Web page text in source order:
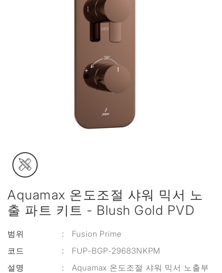
Aquamax 온도조절 샤워 믹서 노
출 파트 키트 - Blush Gold PVD
범위 :
Fusion Prime
코드
:
FUP-BGP-29683NKPM
설명
:
Aquamax 온도조절 샤워 믹서 노출부